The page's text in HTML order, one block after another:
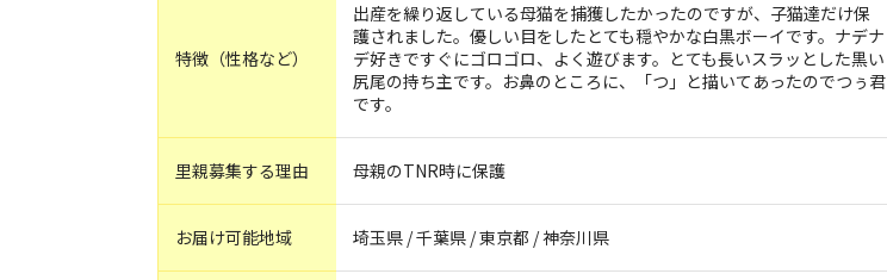
特徴（性格など）
出産を繰り返している母猫を捕獲したかったのですが、子猫達だけ保
護されました。優しい目をしたとても穏やかな白黒ボーイです。ナデナ
デ好きですぐにゴロゴロ、よく遊びます。とても長いスラッとした黒い
尻尾の持ち主です。お鼻のところに、「つ」と描いてあったのでつぅ君
です。
里親募集する理由 母親のTNR時に保護
お届け可能地域 埼玉県 / 千葉県 / 東京都 / 神奈川県